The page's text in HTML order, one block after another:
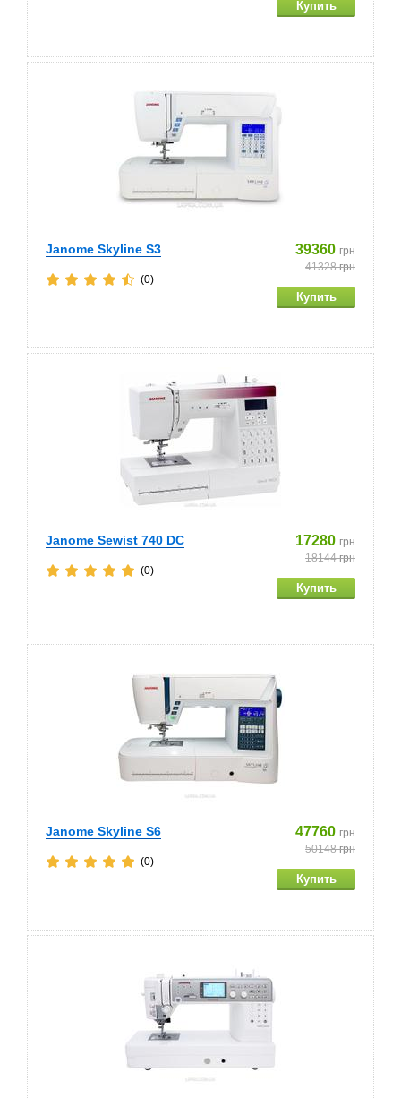
Janome Skyline S3 39360 грн
41328грн
(0)
Janome Sewist 740 DC 17280 грн
18144грн
(0)
Janome Skyline S6 47760 грн
50148грн
(0)